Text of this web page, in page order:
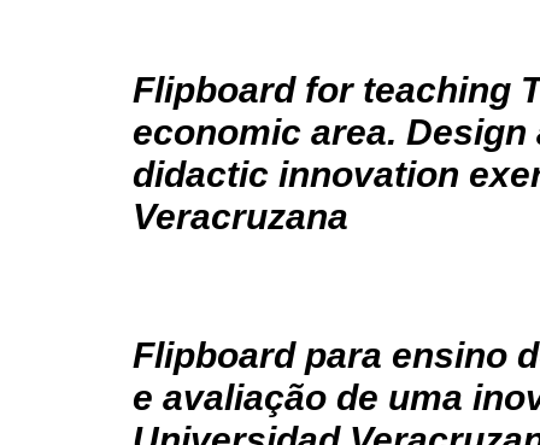
Flipboard for teaching
economic area.
didactic innovation
Veracruzana
Flipboard para ensino
e avaliação de uma